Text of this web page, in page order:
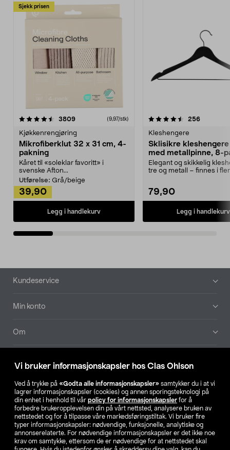
Vi bruker informasjonskapsler hos Clas Ohlson
Ved å trykke på «Godta alle informasjonskapsler» samtykker du i at vi
lagrer informasjonskapsler (cookies) og annen sporingsteknologi på
din enhet i henhold til vår policy for informasjonskapsler for å
forbedre brukeropplevelsen din på vårt nettsted, analysere bruken av
nettstedet og for å tilpasse våre markedsføringstiltak. Vi bruker fire
typer informasjonskapsler: nødvendige, funksjonelle, analytiske og
annonserelaterte. For nødvendige informasjonskapsler er det ikke noe
krav om samtykke, ettersom de er nødvendige for at nettstedet skal
Sjekk prisen
3809anmeldelser(9,97/stk)
Kjøkkenrengjøring
Mikrofiberklut 32 x 31 cm, 4-
pakning
Kåret til «soleklar favoritt» i
svenske Afton...
Utførelse: Grå/beige
39,90
Legg i handlekurv
4.5av 5 stjerner 256
Kleshengere
Sklisikre
med metallpinne, 8-
Elegant og skikkelig
tre og metall – finnes i
79,90
Legg i handlekurv
4.5av 5 stjerner
Bunntekst
Kundeservice
Min konto
Om
Våre selskaper
Finn din butikk
SE NO FI